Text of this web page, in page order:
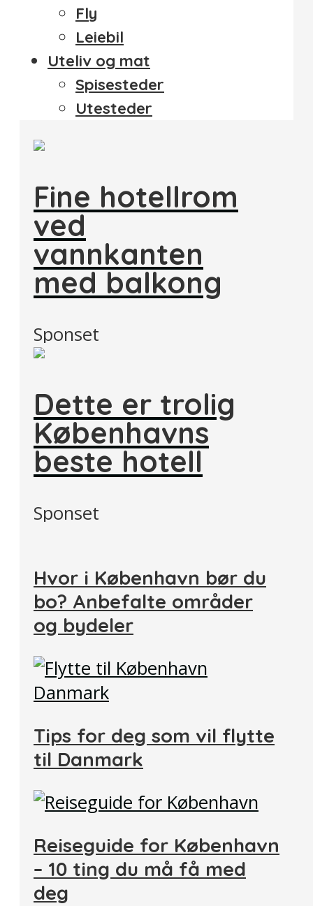
Fly
Leiebil
Uteliv og mat
Spisesteder
Utesteder
Fine hotellrom
ved
vannkanten
med balkong
Sponset
Dette er trolig
Københavns
beste hotell
Sponset
Hvor i København bør du
bo? Anbefalte områder
og bydeler
Tips for deg som vil flytte
til Danmark
Reiseguide for København
– 10 ting du må få med
deg